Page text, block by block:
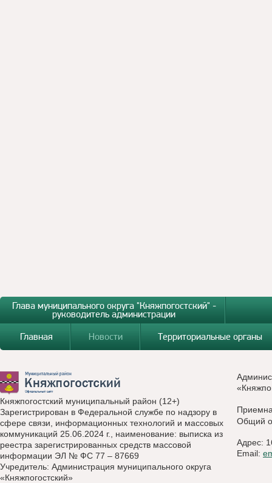
Глава муниципального округа "Княжпогостский" -
руководитель администрации
Главная
Новости Территориальные органы
Княжпогостский муниципальный район (12+)
Зарегистрирован в Федеральной службе по надзору в
сфере связи, информационных технологий и массовых
коммуникаций 25.06.2024 г., наименование: выписка из
реестра зарегистрированных средств массовой
информации ЭЛ № ФС 77 – 87669
Учредитель: Администрация муниципального округа
«Княжпогостский»
Общий
Адрес:
Email: